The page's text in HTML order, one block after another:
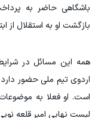
باشگاهی حاضر به
بازگشت او به استقلال از
همه این مسائل در
اردوی تیم ملی حضور
است. او فعلا به
لیست نهایی امیر قلعه